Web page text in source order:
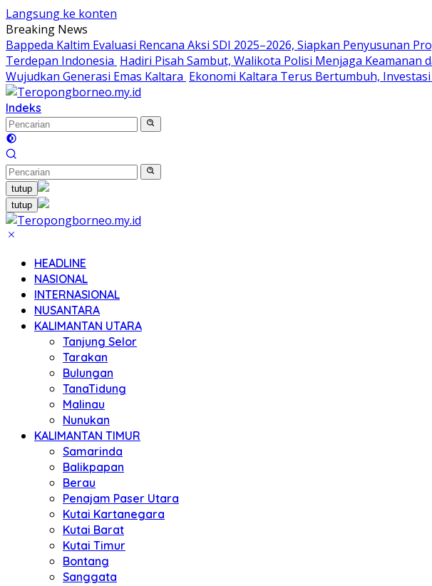
Langsung ke konten
Breaking News
Bappeda Kaltim Evaluasi Rencana Aksi SDI 2025–2026, Siapkan Penyusunan
Terdepan Indonesia Hadiri Pisah Sambut, Walikota Polisi Menjaga Keamanan
Wujudkan Generasi Emas Kaltara Ekonomi Kaltara Terus Bertumbuh,
Indeks
tutup
tutup
HEADLINE
NASIONAL
INTERNASIONAL
NUSANTARA
KALIMANTAN UTARA
Tanjung Selor
Tarakan
Bulungan
TanaTidung
Malinau
Nunukan
KALIMANTAN TIMUR
Samarinda
Balikpapan
Berau
Penajam Paser Utara
Kutai Kartanegara
Kutai Barat
Kutai Timur
Bontang
Sanggata